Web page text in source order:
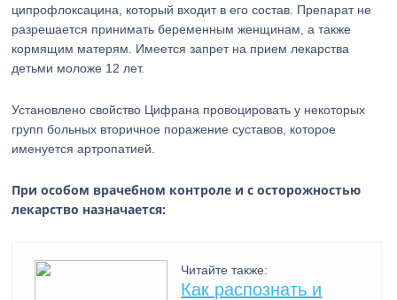
ципрофлоксацина, который входит в его состав. Препарат не
разрешается принимать беременным женщинам, а также
кормящим матерям. Имеется запрет на прием лекарства
детьми моложе 12 лет.
Установлено свойство Цифрана провоцировать у некоторых
групп больных вторичное поражение суставов, которое
именуется артропатией.
При особом врачебном контроле и с осторожностью
лекарство назначается:
Читайте также:
Как распознать и